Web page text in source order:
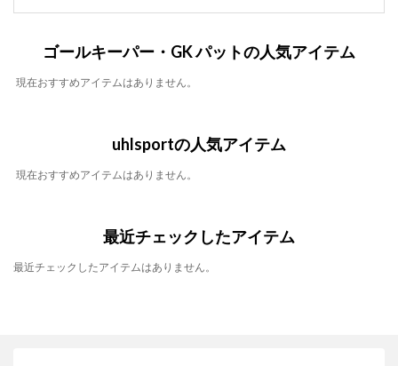
ゴールキーパー・GK パットの人気アイテム
現在おすすめアイテムはありません。
uhlsportの人気アイテム
現在おすすめアイテムはありません。
最近チェックしたアイテム
最近チェックしたアイテムはありません。